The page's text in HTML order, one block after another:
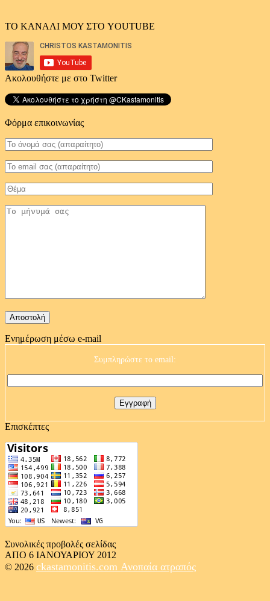
ΤΟ ΚΑΝΑΛΙ ΜΟΥ ΣΤΟ YOUTUBE
Ακολουθήστε με στο Twitter
Φόρμα επικοινωνίας
Ενημέρωση μέσω e-mail
Συμπληρώστε το email:
Επισκέπτες
Συνολικές προβολές σελίδας
ΑΠΟ 6 ΙΑΝΟΥΑΡΙΟΥ 2012
© 2026 ckastamonitis.com Ανοπαία ατραπός